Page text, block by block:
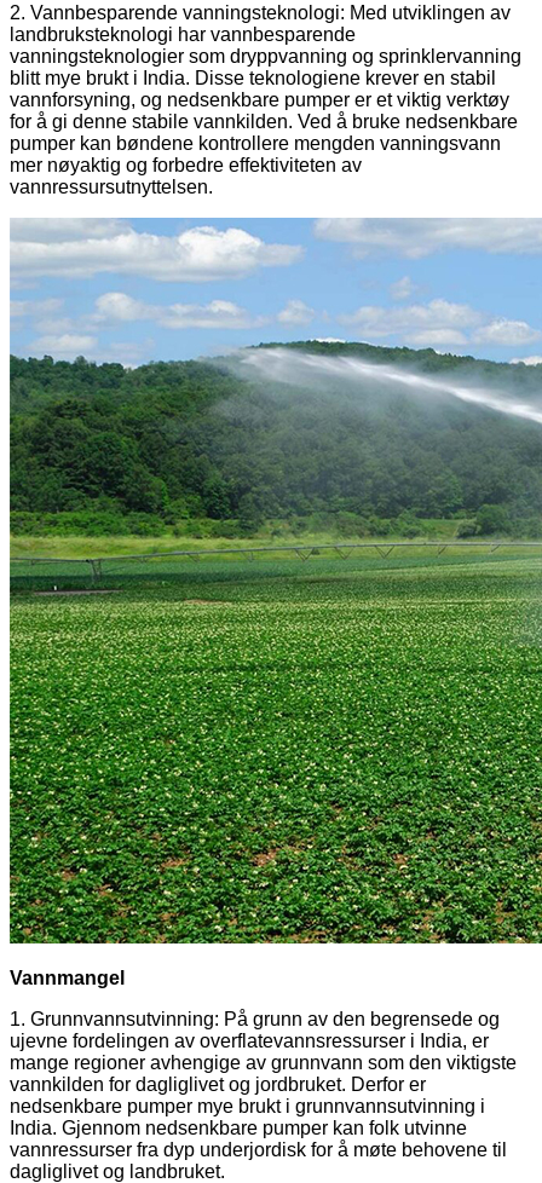
2. Vannbesparende vanningsteknologi: Med utviklingen av
landbruksteknologi har vannbesparende
vanningsteknologier som dryppvanning og sprinklervanning
blitt mye brukt i India. Disse teknologiene krever en stabil
vannforsyning, og nedsenkbare pumper er et viktig verktøy
for å gi denne stabile vannkilden. Ved å bruke nedsenkbare
pumper kan bøndene kontrollere mengden vanningsvann
mer nøyaktig og forbedre effektiviteten av
vannressursutnyttelsen.
Vannmangel
1. Grunnvannsutvinning: På grunn av den begrensede og
ujevne fordelingen av overflatevannsressurser i India, er
mange regioner avhengige av grunnvann som den viktigste
vannkilden for dagliglivet og jordbruket. Derfor er
nedsenkbare pumper mye brukt i grunnvannsutvinning i
India. Gjennom nedsenkbare pumper kan folk utvinne
vannressurser fra dyp underjordisk for å møte behovene til
dagliglivet og landbruket.